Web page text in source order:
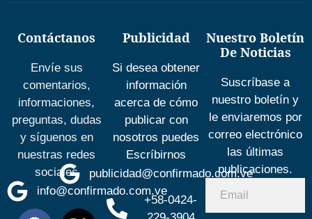
Contáctanos
Envíe sus
comentarios,
informaciones,
preguntas, dudas
y síguenos en
nuestras redes
sociales
info@confirmado.com.ve
Publicidad
Si desea obtener
información
acerca de cómo
publicar con
nosotros puedes
Escríbirnos
publicidad@confirmado.com.ve
+58-0424-
Nuestro Boletín
De Noticias
Suscríbase a
nuestro boletín y
le enviaremos por
correo electrónico
las últimas
publicaciones.